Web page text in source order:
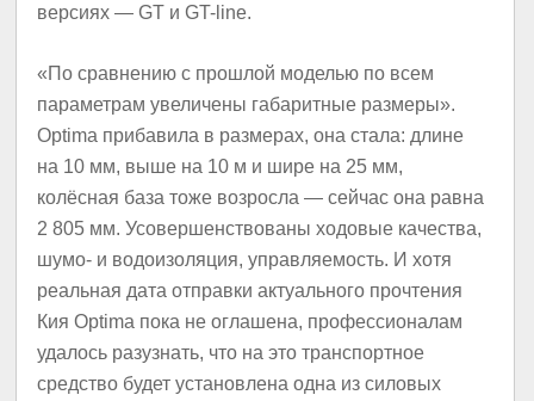
версиях — GT и GT-line.
«По сравнению с прошлой моделью по всем
параметрам увеличены габаритные размеры».
Optima прибавила в размерах, она стала: длине
на 10 мм, выше на 10 м и шире на 25 мм,
колёсная база тоже возросла — сейчас она равна
2 805 мм. Усовершенствованы ходовые качества,
шумо- и водоизоляция, управляемость. И хотя
реальная дата отправки актуального прочтения
Кия Optima пока не оглашена, профессионалам
удалось разузнать, что на это транспортное
средство будет установлена одна из силовых